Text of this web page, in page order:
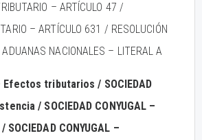
– ARTÍCULO 47 /
– ARTÍCULO 631 / RESOLUCIÓN
NACIONALES – LITERAL A
Efectos tributarios / SOCIEDAD
/ SOCIEDAD CONYUGAL –
CONYUGAL –